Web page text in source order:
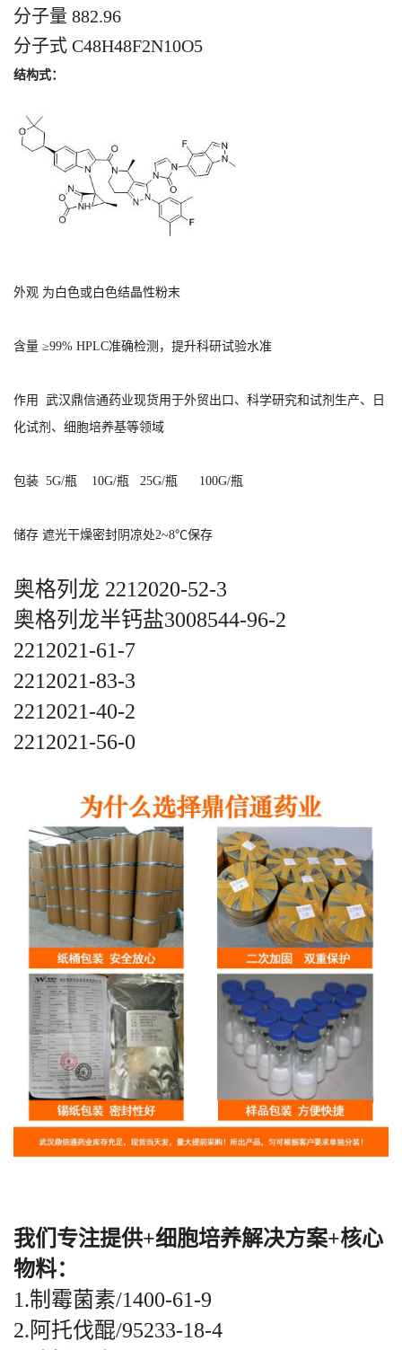
展
厅
联
线
留
分子量 882.96
分子式 C48H48F2N10O5
结构式：
外观 为白色或白色结晶性粉末
含量 ≥99% HPLC准确检测，提升科研试验水准
作用 武汉鼎信通药业现货用于外贸出口、科学研究和试剂生产、日
化试剂、细胞培养基等领域
包装 5G/瓶 10G/瓶 25G/瓶 100G/瓶
储存 遮光干燥密封阴凉处2~8℃保存
奥格列龙 2212020-52-3
奥格列龙半钙盐3008544-96-2
2212021-61-7
2212021-83-3
2212021-40-2
2212021-56-0
我们专注提供+细胞培养解决方案+核心
物料：
1.制霉菌素/1400-61-9
2.阿托伐醌/95233-18-4